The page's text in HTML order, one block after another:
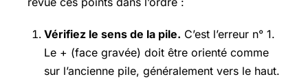
Vérifiez le sens de la pile. C’est l’erreur n° 1.
Le + (face gravée) doit être orienté comme
sur l’ancienne pile, généralement vers le haut.